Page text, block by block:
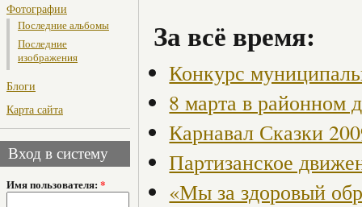
Фотографии
Последние альбомы
Последние
изображения
Блоги
Карта сайта
Вход в систему
Имя пользователя: *
За всё время:
Конкурс
8 марта в районном
Карнавал Сказки
Партизанское
«Мы за здоровый